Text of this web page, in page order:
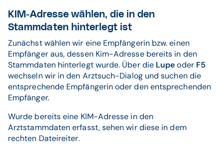
KIM-Adresse wählen, die in den
Stammdaten hinterlegt ist
Zunächst wählen wir eine Empfängerin bzw. einen
Empfänger aus, dessen Kim-Adresse bereits in den
Stammdaten hinterlegt wurde. Über die Lupeoder F5
wechseln wir in den Arztsuch-Dialog und suchen die
entsprechende Empfängerin oder den entsprechenden
Empfänger.
Wurde bereits eine KIM-Adresse in den
Arztstammdaten erfasst, sehen wir diese in dem
rechten Dateireiter.